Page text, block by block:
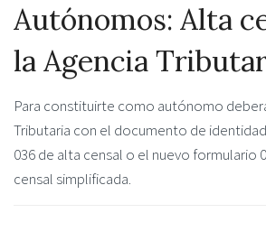
Autónomos: Alta
la Agencia
Para constituirte como autónomo
Tributaria con el documento de
036 de alta censal o el nuevo formulario
censal simplificada.